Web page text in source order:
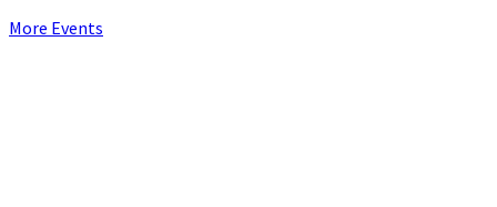
Back
More Events